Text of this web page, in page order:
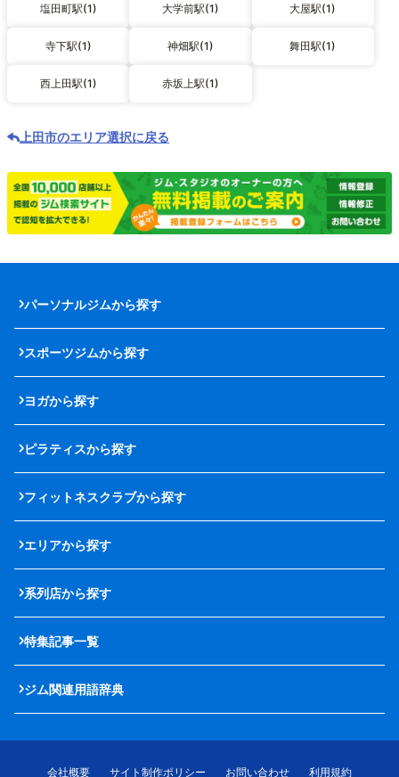
塩田町駅(1) 大学前駅(1) 大屋駅(1)
寺下駅(1) 神畑駅(1) 舞田駅(1)
西上田駅(1) 赤坂上駅(1)
上田市のエリア選択に戻る
パーソナルジムから探す
スポーツジムから探す
ヨガから探す
ピラティスから探す
フィットネスクラブから探す
エリアから探す
系列店から探す
特集記事一覧
ジム関連用語辞典
会社概要 サイト制作ポリシー お問い合わせ
利用規約